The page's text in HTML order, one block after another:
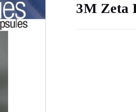
3M Zeta